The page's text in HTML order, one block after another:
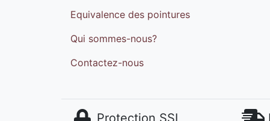
Equivalence des pointures
Qui sommes-nous?
Contactez-nous